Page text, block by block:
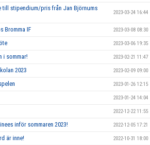
till stipendium/pris från Jan Björnums
2023-03-24 16:44
Bromma IF 2023-03-08 08:30
2023-03-06 19:35
i sommar! 2023-02-21 11:47
2023 2023-02-09 09:00
2023-01-26 12:15
2023-01-24 14:04
2022-12-22 11:55
inför sommaren 2023! 2022-12-05 17:21
är inne! 2022-10-31 18:00